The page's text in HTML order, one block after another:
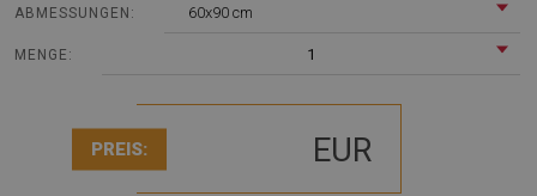
ABMESSUNGEN: 60x90 cm
MENGE: 1
PREIS: EUR